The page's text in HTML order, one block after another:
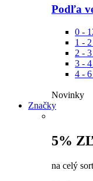
Podľa
0 -
1 -
2 -
3 -
4 -
Novinky​
Značky
5%
na celý